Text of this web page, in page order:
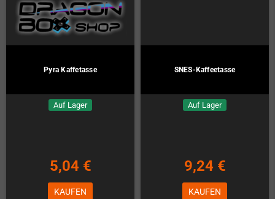
Pyra Kaffetasse
Auf Lager
5,04 €
KAUFEN
SNES-Kaffeetasse
Auf Lager
9,24 €
KAUFEN